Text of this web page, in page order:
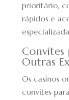
prioritário,
rápidos e
Convites
Outras
Os casinos
convites